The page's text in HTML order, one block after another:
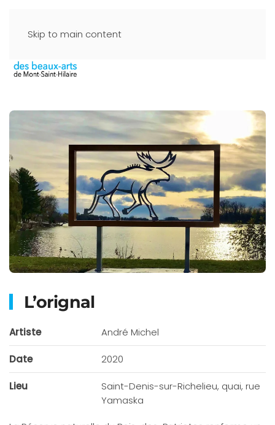
Skip to main content
L’orignal
Artiste André Michel
Date 2020
Lieu
Saint-Denis-sur-Richelieu, quai, rue
Yamaska